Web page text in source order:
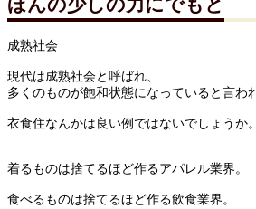
成熟社会
現代は成熟社会と呼ばれ、
多くのものが飽和状態になっていると言わ
衣食住なんかは良い例ではないでしょうか。
着るものは捨てるほど作るアパレル業界。
食べるものは捨てるほど作る飲食業界。